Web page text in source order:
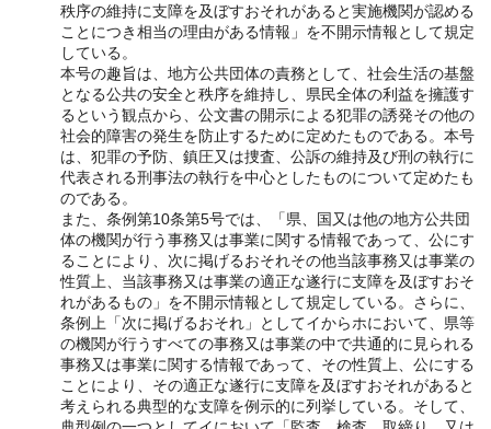
秩序の維持に支障を及ぼすおそれがあると実施機関が認める
ことにつき相当の理由がある情報」を不開示情報として規定
している。
本号の趣旨は、地方公共団体の責務として、社会生活の基盤
となる公共の安全と秩序を維持し、県民全体の利益を擁護す
るという観点から、公文書の開示による犯罪の誘発その他の
社会的障害の発生を防止するために定めたものである。本号
は、犯罪の予防、鎮圧又は捜査、公訴の維持及び刑の執行に
代表される刑事法の執行を中心としたものについて定めたも
のである。
また、条例第10条第5号では、「県、国又は他の地方公共団
体の機関が行う事務又は事業に関する情報であって、公にす
ることにより、次に掲げるおそれその他当該事務又は事業の
性質上、当該事務又は事業の適正な遂行に支障を及ぼすおそ
れがあるもの」を不開示情報として規定している。さらに、
条例上「次に掲げるおそれ」としてイからホにおいて、県等
の機関が行うすべての事務又は事業の中で共通的に見られる
事務又は事業に関する情報であって、その性質上、公にする
ことにより、その適正な遂行に支障を及ぼすおそれがあると
考えられる典型的な支障を例示的に列挙している。そして、